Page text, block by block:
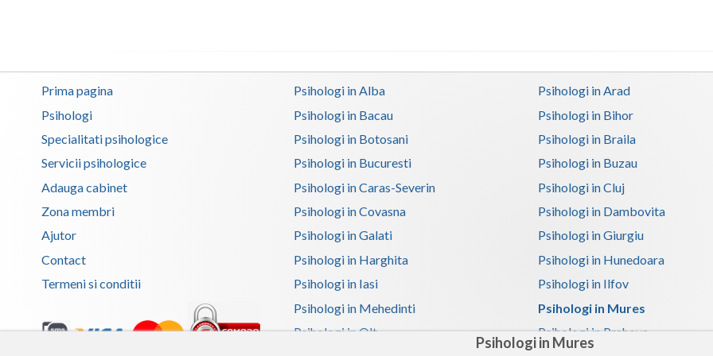
Psihologi in Mures
Prima pagina
Psihologi
Specialitati psihologice
Servicii psihologice
Adauga cabinet
Zona membri
Ajutor
Contact
Termeni si conditii
Psihologi in Alba
Psihologi in Arad
Psihologi in Bacau
Psihologi in Bihor
Psihologi in Botosani
Psihologi in Braila
Psihologi in Bucuresti
Psihologi in Buzau
Psihologi in Caras-Severin
Psihologi in Cluj
Psihologi in Covasna
Psihologi in Dambovita
Psihologi in Galati
Psihologi in Giurgiu
Psihologi in Harghita
Psihologi in Hunedoara
Psihologi in Iasi
Psihologi in Ilfov
Psihologi in Mehedinti
Psihologi in Mures
Psihologi in Olt
Psihologi in Prahova